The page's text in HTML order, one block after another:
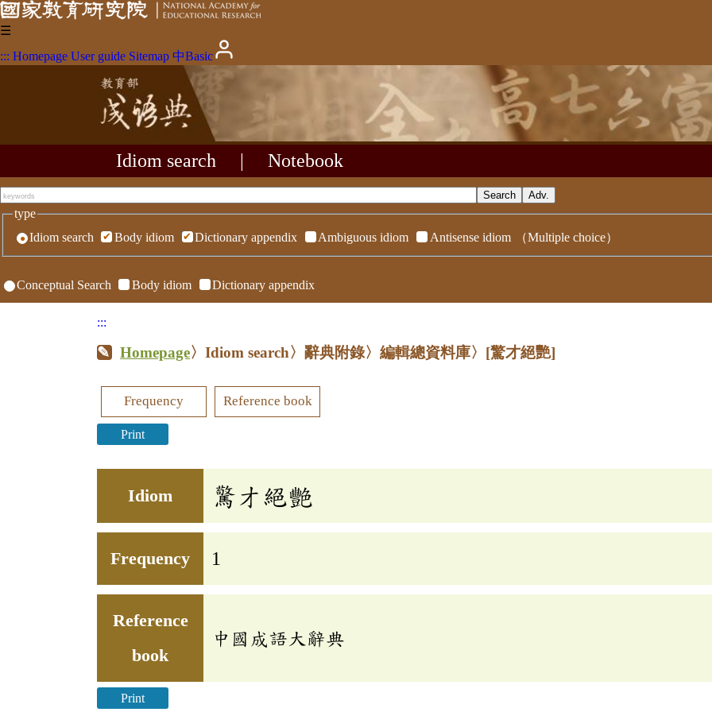
☰
::: Homepage User guide Sitemap 中Basic
Idiom search Notebook
type
Idiom search
Body idiom Dictionary appendix Ambiguous idiom Antisense idiom （Multiple choice）
Conceptual Search Body idiom Dictionary appendix
:::
Homepage〉Idiom search〉辭典附錄〉編輯總資料庫〉 [驚才絕艷]
Frequency Reference book
Print
Idiom 驚才絕艷
Frequency 1
Reference
book
中國成語大辭典
Print